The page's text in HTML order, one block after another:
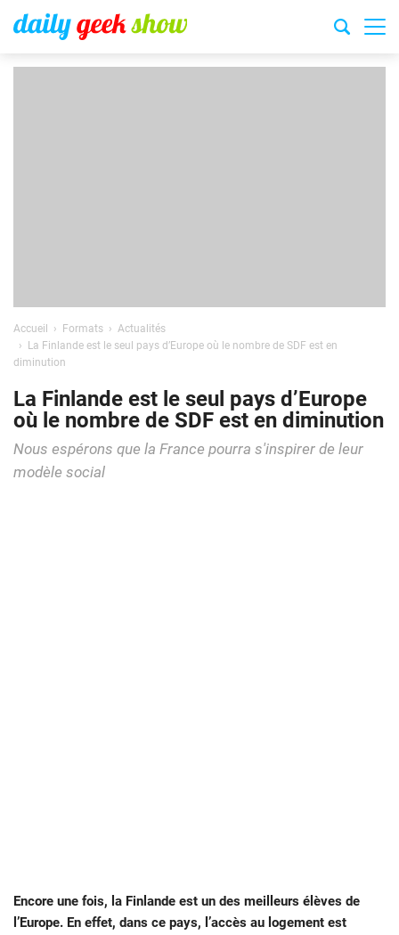
Accueil Formats
Actualités
La Finlande est le seul pays d’Europe où le nombre de SDF est en
diminution
La Finlande est le seul pays d’Europe
où le nombre de SDF est en diminution
Nous espérons que la France pourra s'inspirer de leur
modèle social
Encore une fois, la Finlande est un des meilleurs élèves de
l’Europe. En effet, dans ce pays, l’accès au logement est